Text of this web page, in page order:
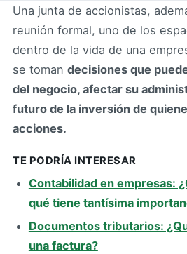
Una junta de accionistas,
reunión formal, uno de los
dentro de la vida de una
se toman decisiones que
del negocio, afectar su
futuro de la inversión de
acciones.
TE PODRÍA INTERESAR
Contabilidad en empresas:
qué tiene tantísima
Documentos tributarios:
una factura?